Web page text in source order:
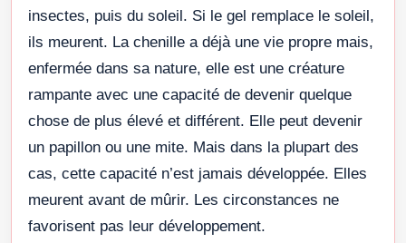
insectes, puis du soleil. Si le gel remplace le soleil,
ils meurent. La chenille a déjà une vie propre mais,
enfermée dans sa nature, elle est une créature
rampante avec une capacité de devenir quelque
chose de plus élevé et différent. Elle peut devenir
un papillon ou une mite. Mais dans la plupart des
cas, cette capacité n’est jamais développée. Elles
meurent avant de mûrir. Les circonstances ne
favorisent pas leur développement.